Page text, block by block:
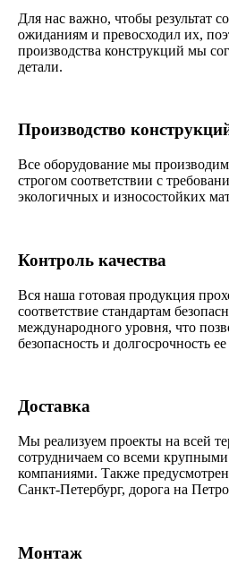
Для нас важно, чтобы результат
ожиданиям и превосходил их,
производства конструкций мы
детали.
Производство
Все оборудование мы
строгом соответствии с
экологичных и износостойких
Контроль качества
Вся наша готовая продукция
соответствие стандартам
международного уровня, что
безопасность и долгосрочность
Доставка
Мы реализуем проекты на всей
сотрудничаем со всеми
компаниями. Также предусмотрен
Санкт-Петербург, дорога на
Монтаж